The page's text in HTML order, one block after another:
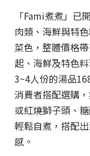
「Fami煮煮」已
肉類、海鮮與特
菜色，整體價格
起、海鮮及特色
3~4人份的湯品
消費者搭配選購
或紅燒獅子頭、
輕鬆自煮，搭配
感。